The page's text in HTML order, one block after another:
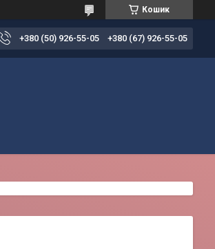
Кошик
+380 (50) 926-55-05 +380 (67) 926-55-05